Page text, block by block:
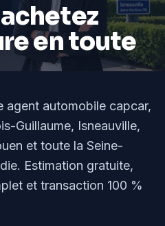
en toute
agent automobile capcar,
Guillaume, Isneauville,
et toute la Seine-
. Estimation gratuite,
et transaction 100 %